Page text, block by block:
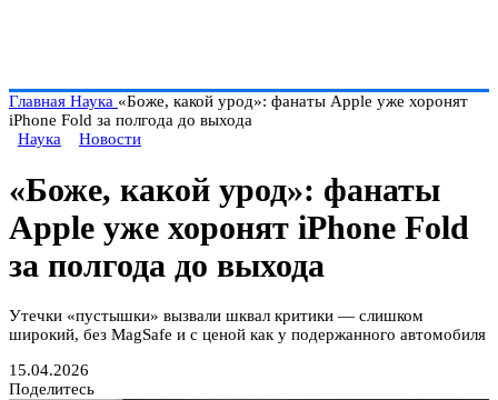
Главная Наука «Боже, какой урод»: фанаты Apple уже хоронят
iPhone Fold за полгода до выхода
Наука
Новости
«Боже, какой урод»: фанаты
Apple уже хоронят iPhone Fold
за полгода до выхода
Утечки «пустышки» вызвали шквал критики — слишком
широкий, без MagSafe и с ценой как у подержанного автомобиля
15.04.2026
Поделитесь